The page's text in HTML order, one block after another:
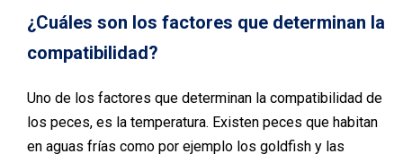
¿Cuáles son los factores que determinan la
compatibilidad?
Uno de los factores que determinan la compatibilidad de
los peces, es la temperatura. Existen peces que habitan
en aguas frías como por ejemplo los goldfish y las